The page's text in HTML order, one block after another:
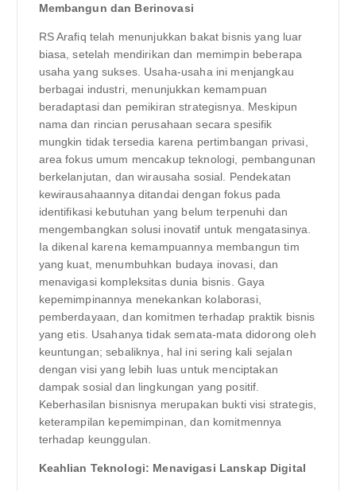
Membangun dan Berinovasi
RS Arafiq telah menunjukkan bakat bisnis yang luar
biasa, setelah mendirikan dan memimpin beberapa
usaha yang sukses. Usaha-usaha ini menjangkau
berbagai industri, menunjukkan kemampuan
beradaptasi dan pemikiran strategisnya. Meskipun
nama dan rincian perusahaan secara spesifik
mungkin tidak tersedia karena pertimbangan privasi,
area fokus umum mencakup teknologi, pembangunan
berkelanjutan, dan wirausaha sosial. Pendekatan
kewirausahaannya ditandai dengan fokus pada
identifikasi kebutuhan yang belum terpenuhi dan
mengembangkan solusi inovatif untuk mengatasinya.
Ia dikenal karena kemampuannya membangun tim
yang kuat, menumbuhkan budaya inovasi, dan
menavigasi kompleksitas dunia bisnis. Gaya
kepemimpinannya menekankan kolaborasi,
pemberdayaan, dan komitmen terhadap praktik bisnis
yang etis. Usahanya tidak semata-mata didorong oleh
keuntungan; sebaliknya, hal ini sering kali sejalan
dengan visi yang lebih luas untuk menciptakan
dampak sosial dan lingkungan yang positif.
Keberhasilan bisnisnya merupakan bukti visi strategis,
keterampilan kepemimpinan, dan komitmennya
terhadap keunggulan.
Keahlian Teknologi: Menavigasi Lanskap Digital